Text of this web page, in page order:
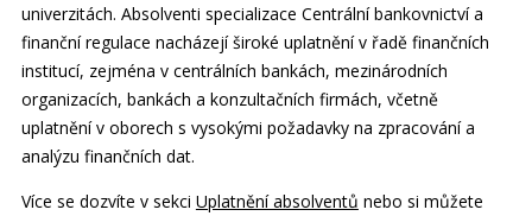
univerzitách. Absolventi specializace Centrální bankovnictví a
finanční regulace nacházejí široké uplatnění v řadě finančních
institucí, zejména v centrálních bankách, mezinárodních
organizacích, bankách a konzultačních firmách, včetně
uplatnění v oborech s vysokými požadavky na zpracování a
analýzu finančních dat.
Více se dozvíte v sekci Uplatnění absolventů nebo si můžete